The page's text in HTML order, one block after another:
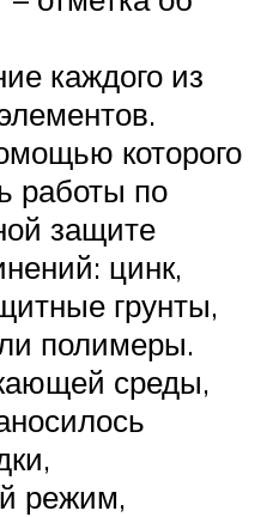
каждого из
которого
работы по
защите
цинк,
грунты,
полимеры.
среды,
режим,